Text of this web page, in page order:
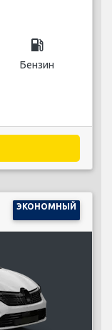
local_gas_station
Бензин
ЭКОНОМНЫЙ